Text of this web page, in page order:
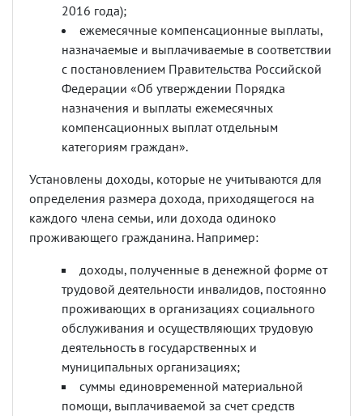
2016 года);
ежемесячные компенсационные выплаты,
назначаемые и выплачиваемые в соответствии
с постановлением Правительства Российской
Федерации «Об утверждении Порядка
назначения и выплаты ежемесячных
компенсационных выплат отдельным
категориям граждан».
Установлены доходы, которые не учитываются для
определения размера дохода, приходящегося на
каждого члена семьи, или дохода одиноко
проживающего гражданина. Например:
доходы, полученные в денежной форме от
трудовой деятельности инвалидов, постоянно
проживающих в организациях социального
обслуживания и осуществляющих трудовую
деятельность в государственных и
муниципальных организациях;
суммы единовременной материальной
помощи, выплачиваемой за счет средств